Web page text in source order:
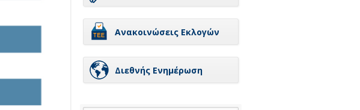
Ανακοινώσεις Εκλογών
Διεθνής Ενημέρωση